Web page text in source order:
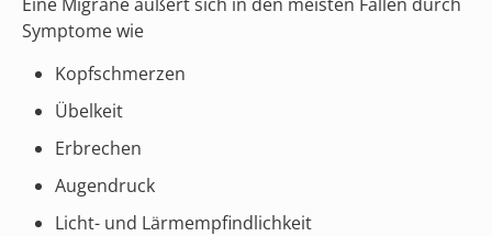
Symptome wie
Kopfschmerzen
Übelkeit
Erbrechen
Augendruck
Licht- und Lärmempfindlichkeit